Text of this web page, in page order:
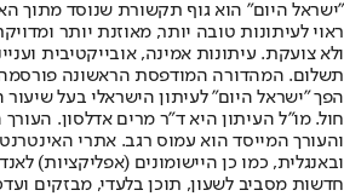
"ישראל היום" הוא גוף תקשורת שנוסד מתוך
ראוי לעיתונות טובה יותר, מאוזנת יותר
ולא צועקת. עיתונות אמינה, אובייקטיבית
הפך "ישראל היום" לעיתון הישראלי בעל
חול. מו"ל העיתון היא ד"ר מרים אדלסון.
והעורך המייסד הוא עמוס רגב. אתרי
חדשות מסביב לשעון, תוכן בלעדי, מבזקים